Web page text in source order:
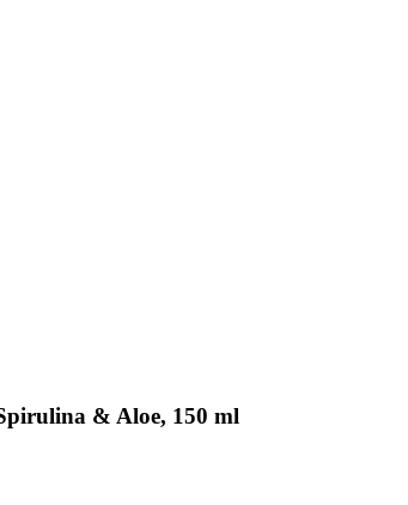
& Aloe, 150 ml